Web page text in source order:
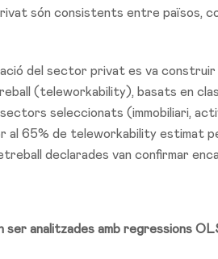
són consistents entre països,
del sector privat es va
(teleworkability), basats en
seleccionats (immobiliari,
al 65% de teleworkability estimat
declarades van confirmar
ser analitzades amb regressions